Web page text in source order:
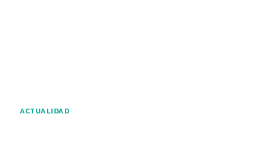
ACTUALIDAD